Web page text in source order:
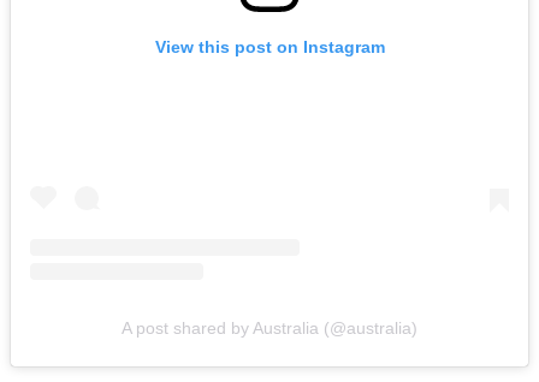
View this post on Instagram
A post shared by Australia (@australia)